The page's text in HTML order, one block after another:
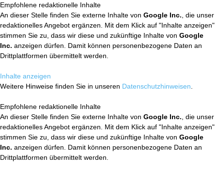
Empfohlene redaktionelle Inhalte
An dieser Stelle finden Sie externe Inhalte von Google Inc. , die unser
redaktionelles Angebot ergänzen. Mit dem Klick auf "Inhalte anzeigen"
stimmen Sie zu, dass wir diese und zukünftige Inhalte von Google
Inc. anzeigen dürfen. Damit können personenbezogene Daten an
Drittplattformen übermittelt werden.
Inhalte anzeigen
Weitere Hinweise finden Sie in unseren Datenschutzhinweisen
Empfohlene redaktionelle Inhalte
An dieser Stelle finden Sie externe Inhalte von Google Inc. , die unser
redaktionelles Angebot ergänzen. Mit dem Klick auf "Inhalte anzeigen"
stimmen Sie zu, dass wir diese und zukünftige Inhalte von Google
Inc. anzeigen dürfen. Damit können personenbezogene Daten an
Drittplattformen übermittelt werden.